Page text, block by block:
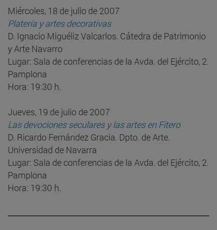
Miércoles, 18 de julio de 2007
Platería y artes decorativas
D. Ignacio Miguéliz Valcarlos. Cátedra de Patrimonio
y Arte Navarro
Lugar: Sala de conferencias de la Avda. del Ejército, 2.
Pamplona
Hora: 19:30 h.
Jueves, 19 de julio de 2007
Las devociones seculares y las artes en Fitero
D. Ricardo Fernández Gracia. Dpto. de Arte.
Universidad de Navarra
Lugar: Sala de conferencias de la Avda. del Ejército, 2.
Pamplona
Hora: 19:30 h.